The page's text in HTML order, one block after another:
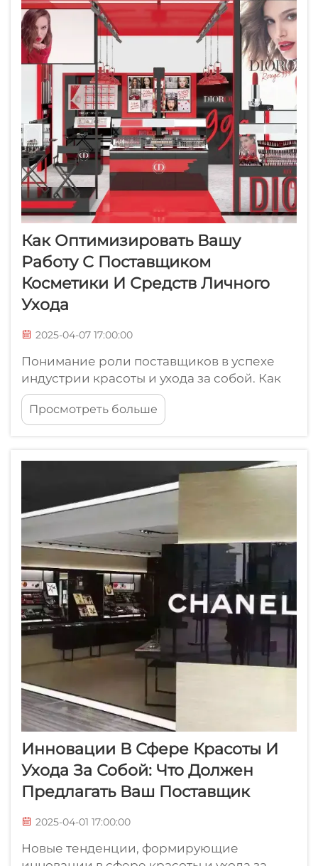
Как Оптимизировать Вашу
Работу С Поставщиком
Косметики И Средств Личного
Ухода
2025-04-07 17:00:00
Понимание роли поставщиков в успехе
индустрии красоты и ухода за собой. Как
отношения с поставщиками влияют на
качество продукции. Что касается
продуктов красоты и личной гигиены,
того, насколько эффективно компании
взаимодействуют со своими
поставщиками...
Просмотреть больше
Инновации В Сфере Красоты И
Ухода За Собой: Что Должен
Предлагать Ваш Поставщик
2025-04-01 17:00:00
Новые тенденции, формирующие